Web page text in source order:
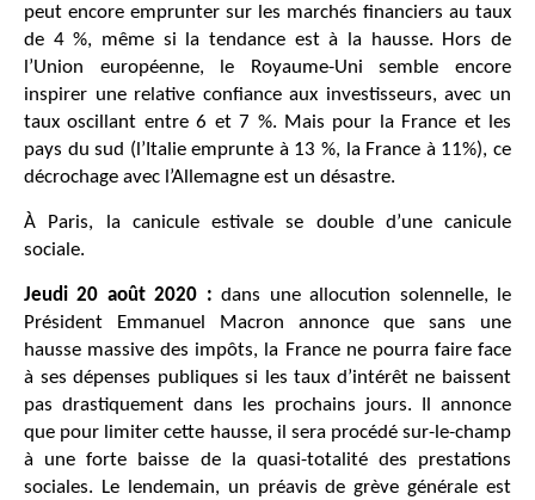
peut encore emprunter sur les marchés financiers au taux
de 4 %, même si la tendance est à la hausse. Hors de
l’Union européenne, le Royaume-Uni semble encore
inspirer une relative confiance aux investisseurs, avec un
taux oscillant entre 6 et 7 %. Mais pour la France et les
pays du sud (l’Italie emprunte à 13 %, la France à 11%), ce
décrochage avec l’Allemagne est un désastre.
À Paris, la canicule estivale se double d’une canicule
sociale.
Jeudi 20 août 2020 : dans une allocution solennelle, le
Président Emmanuel Macron annonce que sans une
hausse massive des impôts, la France ne pourra faire face
à ses dépenses publiques si les taux d’intérêt ne baissent
pas drastiquement dans les prochains jours. Il annonce
que pour limiter cette hausse, il sera procédé sur-le-champ
à une forte baisse de la quasi-totalité des prestations
sociales. Le lendemain, un préavis de grève générale est